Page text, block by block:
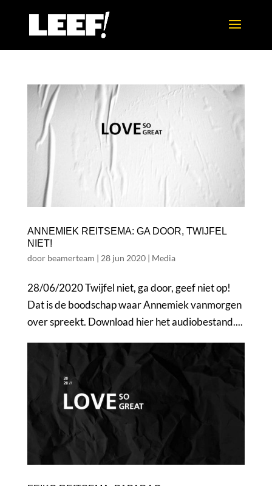
ANNEMIEK REITSEMA: GA DOOR, TWIJFEL
NIET!
door beamerteam | 28 jun 2020| Media
28/06/2020 Twijfel niet, ga door, geef niet op!
Dat is de boodschap waar Annemiek vanmorgen
over spreekt. Download hier het audiobestand....